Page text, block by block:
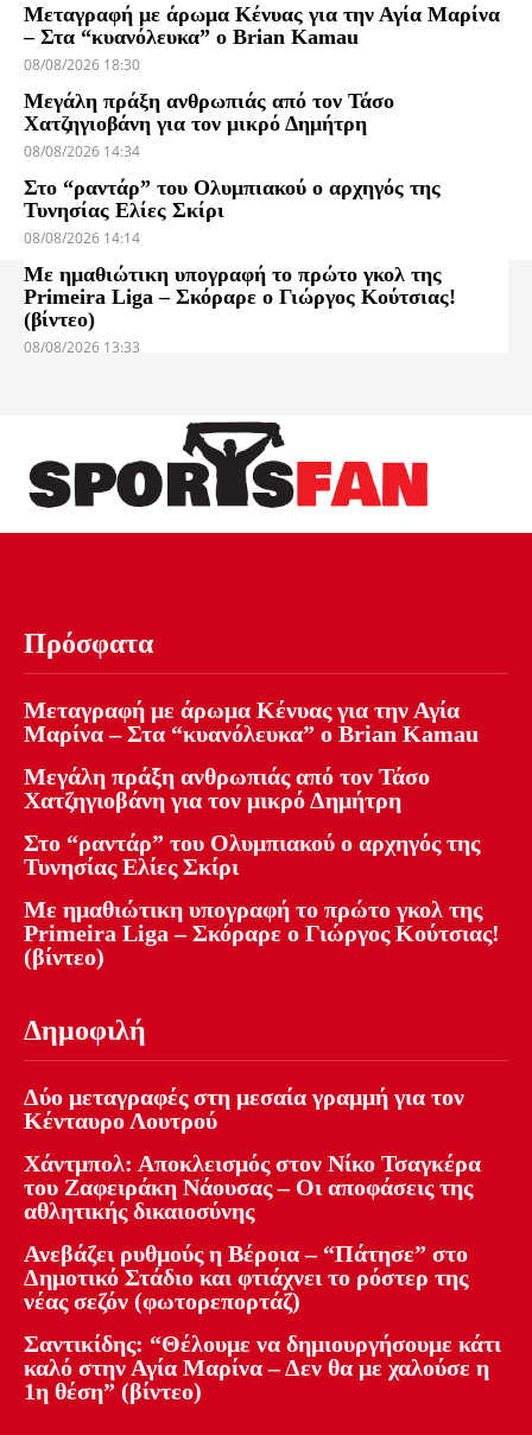
Μεταγραφή με άρωμα Κένυας για την Αγία Μαρίνα
– Στα “κυανόλευκα” ο Brian Kamau
08/08/2026 18:30
Μεγάλη πράξη ανθρωπιάς από τον Τάσο
Χατζηγιοβάνη για τον μικρό Δημήτρη
08/08/2026 14:34
Στο “ραντάρ” του Ολυμπιακού ο αρχηγός της
Τυνησίας Ελίες Σκίρι
08/08/2026 14:14
Με ημαθιώτικη υπογραφή το πρώτο γκολ της
Primeira Liga – Σκόραρε ο Γιώργος Κούτσιας!
(βίντεο)
08/08/2026 13:33
Πρόσφατα
Μεταγραφή με άρωμα Κένυας για την Αγία
Μαρίνα – Στα “κυανόλευκα” ο Brian Kamau
Μεγάλη πράξη ανθρωπιάς από τον Τάσο
Χατζηγιοβάνη για τον μικρό Δημήτρη
Στο “ραντάρ” του Ολυμπιακού ο αρχηγός της
Τυνησίας Ελίες Σκίρι
Με ημαθιώτικη υπογραφή το πρώτο γκολ της
Primeira Liga – Σκόραρε ο Γιώργος Κούτσιας!
(βίντεο)
Δημοφιλή
Δύο μεταγραφές στη μεσαία γραμμή για τον
Κένταυρο Λουτρού
Χάντμπολ: Αποκλεισμός στον Νίκο Τσαγκέρα
του Ζαφειράκη Νάουσας – Οι αποφάσεις της
αθλητικής δικαιοσύνης
Ανεβάζει ρυθμούς η Βέροια – “Πάτησε” στο
Δημοτικό Στάδιο και φτιάχνει το ρόστερ της
νέας σεζόν (φωτορεπορτάζ)
Σαντικίδης: “Θέλουμε να δημιουργήσουμε κάτι
καλό στην Αγία Μαρίνα – Δεν θα με χαλούσε η
1η θέση” (βίντεο)